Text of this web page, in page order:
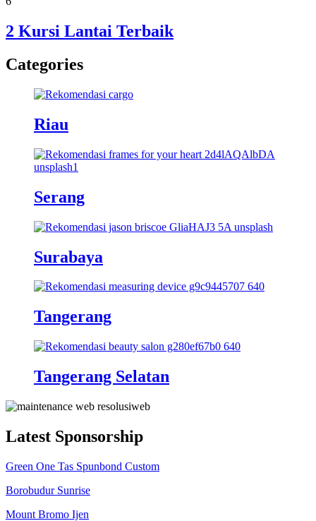
2 Kursi Lantai Terbaik
Categories
Riau
Serang
Surabaya
Tangerang
Tangerang Selatan
Latest Sponsorship
Green One Tas Spunbond Custom
Borobudur Sunrise
Mount Bromo Ijen